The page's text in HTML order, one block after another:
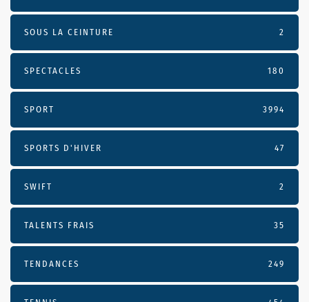
SOUS LA CEINTURE 2
SPECTACLES 180
SPORT 3994
SPORTS D'HIVER 47
SWIFT 2
TALENTS FRAIS 35
TENDANCES 249